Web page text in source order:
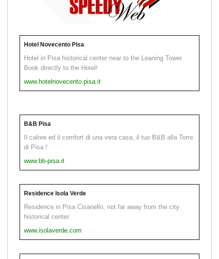
Hotel Novecento Pisa
Hotel in Pisa historical center near to the Leaning Tower.
Book directly to the Hotel!
www.hotelnovecento.pisa.it
B&B Pisa
Il calore ed il comfort di una vera casa, il tuo B&B alla Torre
di Pisa !
www.bb-pisa.it
Residence Isola Verde
Residence in Pisa Cisanello, not far away from the city
historical center.
www.isolaverde.com